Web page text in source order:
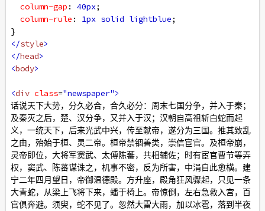
column-gap : 40px;
column-rule : 1px solid lightblue;
}
</style>
</head>
<body>
<div class="newspaper">
话说天下大势，分久必合，合久必分：周末七国分争，并入于秦；
及秦灭之后，楚、汉分争，又并入于汉；汉朝自高祖斩白蛇而起
义，一统天下，后来光武中兴，传至献帝，遂分为三国。推其致乱
之由，殆始于桓、灵二帝。桓帝禁锢善类，崇信宦官。及桓帝崩，
灵帝即位，大将军窦武、太傅陈蕃，共相辅佐；时有宦官曹节等弄
权，窦武、陈蕃谋诛之，机事不密，反为所害，中涓自此愈横。建
宁二年四月望日，帝御温德殿。方升座，殿角狂风骤起，只见一条
大青蛇，从梁上飞将下来，蟠于椅上。帝惊倒，左右急救入宫，百
官俱奔避。须臾，蛇不见了。忽然大雷大雨，加以冰雹，落到半夜